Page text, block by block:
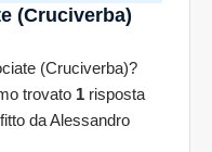
(Cruciverba)
(Cruciverba)?
trovato 1 risposta
da Alessandro